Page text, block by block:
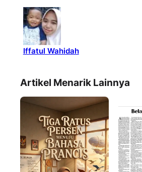
Iffatul Wahidah
Artikel Menarik Lainnya